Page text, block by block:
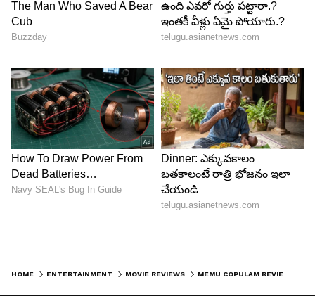
చేసే కామెడీ అంతగా పండలేదు. ఏదో ఇరికించినట్లుగా
ఉంది. ఎస్ ఐగా రవి నవ్వించి, ఏడిపిస్తారు.
5
5
Image Credit :Zee 5/ Youtube
HOME ENTERTAINMENT MOVIE REVIEWS